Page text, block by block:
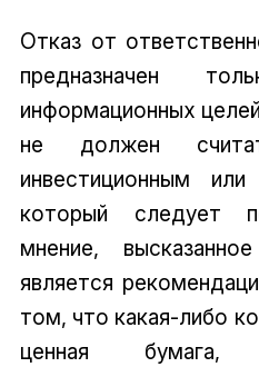
Отказ от
предназначен
информационных
не должен
инвестиционным
который следует
мнение,
является
том, что какая-либо
ценная бумага,